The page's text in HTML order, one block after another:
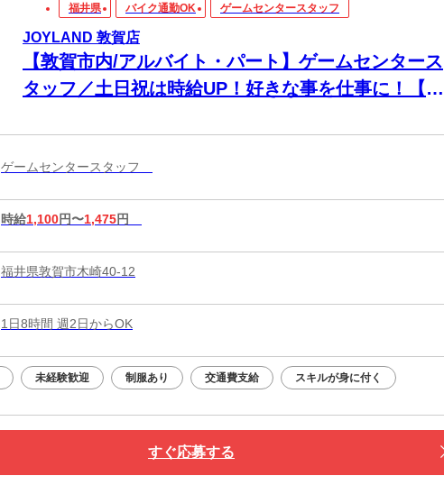
福井県 バイク通勤OK ゲームセンタースタッフ
JOYLAND 敦賀店
【敦賀市内/アルバイト・パート】ゲームセンタース
タッフ／土日祝は時給UP！好きな事を仕事に！【W
ゲームセンタースタッフ
時給1,100円〜1,475円
福井県敦賀市木崎40-12
1日8時間 週2日からOK
未経験歓迎 制服あり 交通費支給 スキルが身に付く
すぐ応募する